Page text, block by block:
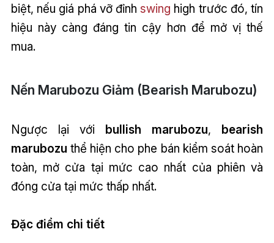
biệt, nếu giá phá vỡ đỉnhswing high trước đó, tín
hiệu này càng đáng tin cậy hơn để mở vị thế
mua.
Nến Marubozu Giảm (Bearish Marubozu)
Ngược lại với bullish marubozu,
bearish
marubozu thể hiện cho phe bán kiểm soát hoàn
toàn, mở cửa tại mức cao nhất của phiên và
đóng cửa tại mức thấp nhất.
Đặc điểm chi tiết